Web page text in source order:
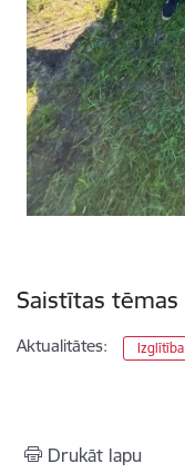
Saistītas tēmas
Aktualitātes: Izglītība
Drukāt lapu